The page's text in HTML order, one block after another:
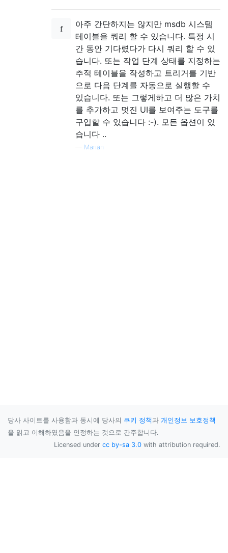
아주 간단하지는 않지만 msdb 시스템
테이블을 쿼리 할 수 ​​있습니다. 특정 시
간 동안 기다렸다가 다시 쿼리 할 수 ​​있
습니다. 또는 작업 단계 상태를 지정하는
추적 테이블을 작성하고 트리거를 기반
으로 다음 단계를 자동으로 실행할 수
있습니다. 또는 그렇게하고 더 많은 가치
를 추가하고 멋진 UI를 보여주는 도구를
구입할 수 있습니다 :-). 모든 옵션이 있
습니다 ..
— Marian
당사 사이트를 사용함과 동시에 당사의 쿠키 정책과 개인정보 보호정책
을 읽고 이해하였음을 인정하는 것으로 간주합니다.
Licensed under cc by-sa 3.0 with attribution required.